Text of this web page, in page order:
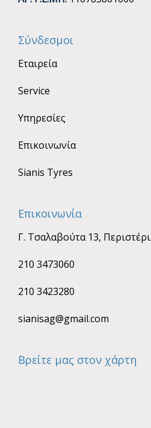
Σύνδεσμοι
Εταιρεία
Service
Υπηρεσίες
Επικοινωνία
Sianis Tyres
Επικοινωνία
Γ. Τσαλαβούτα 13, Περιστέρι
210 3473060
210 3423280
sianisag@gmail.com
Βρείτε μας στον χάρτη